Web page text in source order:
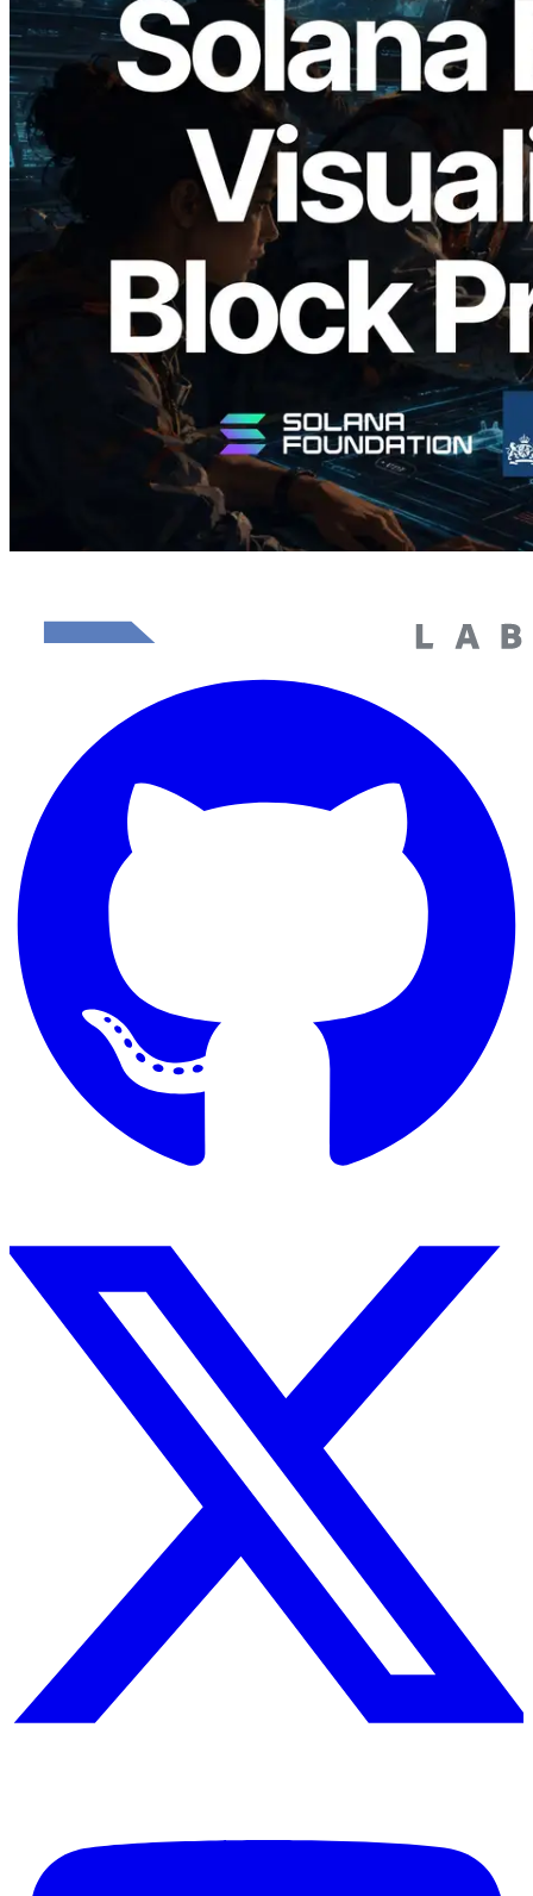
2026.05.24
Validators Solutions veröffentlicht Solana
Block Analyzer – Visualisierung der
Blockproduktionszeit pro Slot und der
zugewiesenen Validatoren
Lesen Sie diesen Artikel